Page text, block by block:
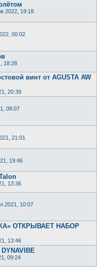
2022, 19:18
00:02
18:28
винт от AGUSTA AW
20:39
08:07
21:01
19:46
13:36
2021, 10:07
ОТКРЫВАЕТ НАБОР
13:46
09:24